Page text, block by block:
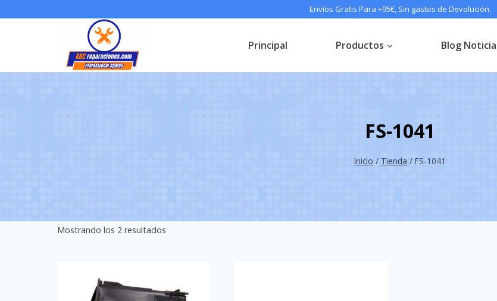
Envíos Gratis Para +95€, Sin gastos de Devolución.
Principal Productos Blog
FS-1041
Inicio / Tienda / FS-1041
Mostrando los 2 resultados